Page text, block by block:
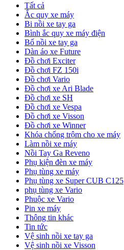
Tất cả
Ắc quy xe máy
Bi nồi xe tay ga
Bình ắc quy xe máy điện
Bố nồi xe tay ga
Dàn áo xe Future
Đồ chơi Exciter
Đồ chơi FZ 150i
Đồ chơi Vario
Đồ chơi xe Ari Blade
Đồ chơi xe SH
Đồ chơi xe Vespa
Đồ chơi xe Visson
Đồ chơi xe Winner
Khóa chống trộm cho xe máy
Làm nồi xe máy
Nồi Tay Ga Reveno
Phụ kiện đèn xe máy
Phụ tùng xe máy
Phụ tùng xe Super CUB C125
phụ tùng xe Vario
Phuộc xe Vario
Pin xe máy
Thông tin khác
Tin tức
Vệ sinh nồi xe tay ga
Vệ sinh nồi xe Visson